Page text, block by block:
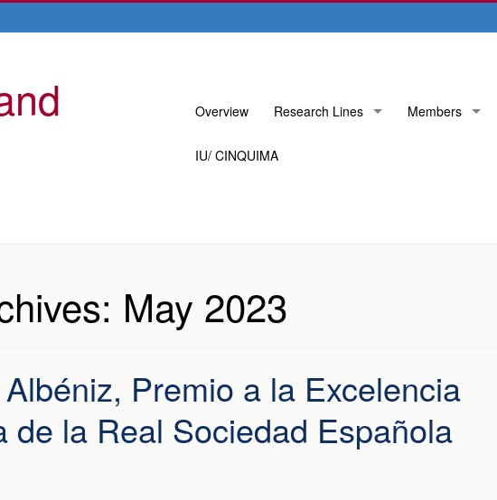
Skip
content
Overview Research Lines Members
IU/ CINQUIMA
May 2023
Premio a la Excelencia
de la Real Sociedad Española